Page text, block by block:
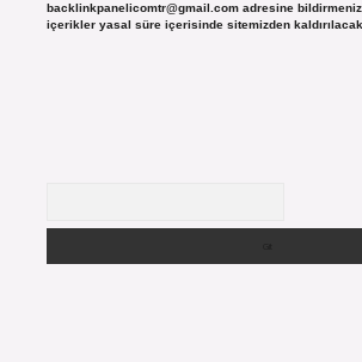
backlinkpanelicomtr@gmail.comadresine
içerikler yasal süre içerisinde sitemizden